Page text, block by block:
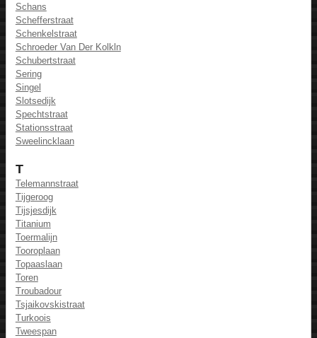
Schans
Schefferstraat
Schenkelstraat
Schroeder Van Der Kolkln
Schubertstraat
Sering
Singel
Slotsedijk
Spechtstraat
Stationsstraat
Sweelincklaan
T
Telemannstraat
Tijgeroog
Tijsjesdijk
Titanium
Toermalijn
Tooroplaan
Topaaslaan
Toren
Troubadour
Tsjaikovskistraat
Turkoois
Tweespan